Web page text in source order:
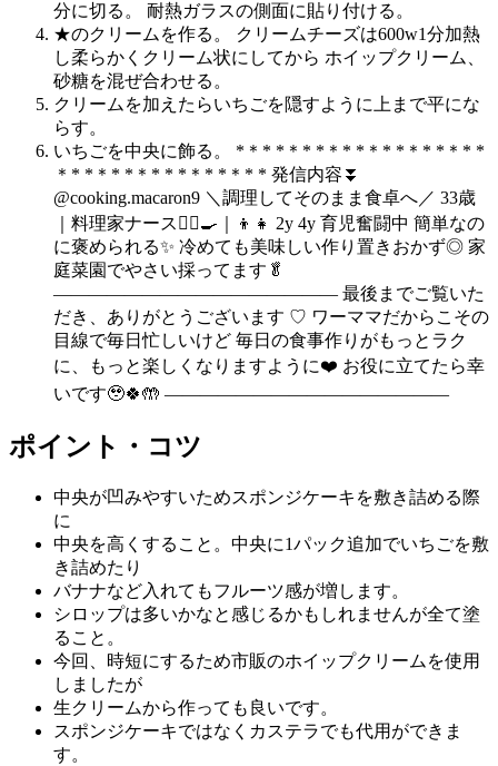
分に切る。 耐熱ガラスの側面に貼り付ける。
★のクリームを作る。 クリームチーズは600w1分加熱
し柔らかくクリーム状にしてから ホイップクリーム、
砂糖を混ぜ合わせる。
クリームを加えたらいちごを隠すように上まで平にな
らす。
いちごを中央に飾る。 *＊* *＊* *＊* *＊* *＊* *＊* *
＊* *＊* *＊* * *＊* *＊* * 発信内容⏬
@cooking.macaron9 ＼調理してそのまま食卓へ／ 33歳
｜料理家ナース👩‍⚕️🍳｜👦👧 2y 4y 育児奮闘中 簡単なの
に褒められる✨ 冷めても美味しい作り置きおかず◎ 家
庭菜園でやさい採ってます🥬
———————————————— 最後までご覧いた
だき、ありがとうございます ♡ ワーママだからこその
目線で毎日忙しいけど 毎日の食事作りがもっとラク
に、もっと楽しくなりますように❤️ お役に立てたら幸
いです🥹🍀🤲 ————————————————
ポイント・コツ
中央が凹みやすいためスポンジケーキを敷き詰める際
に
中央を高くすること。中央に1パック追加でいちごを敷
き詰めたり
バナナなど入れてもフルーツ感が増します。
シロップは多いかなと感じるかもしれませんが全て塗
ること。
今回、時短にするため市販のホイップクリームを使用
しましたが
生クリームから作っても良いです。
スポンジケーキではなくカステラでも代用ができま
す。